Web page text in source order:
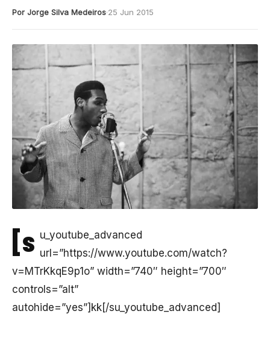
Por Jorge Silva Medeiros 25 Jun 2015
[s u_youtube_advanced
url=”https://www.youtube.com/watch?
v=MTrKkqE9p1o” width=”740″ height=”700″
controls=”alt”
autohide=”yes”]kk[/su_youtube_advanced]